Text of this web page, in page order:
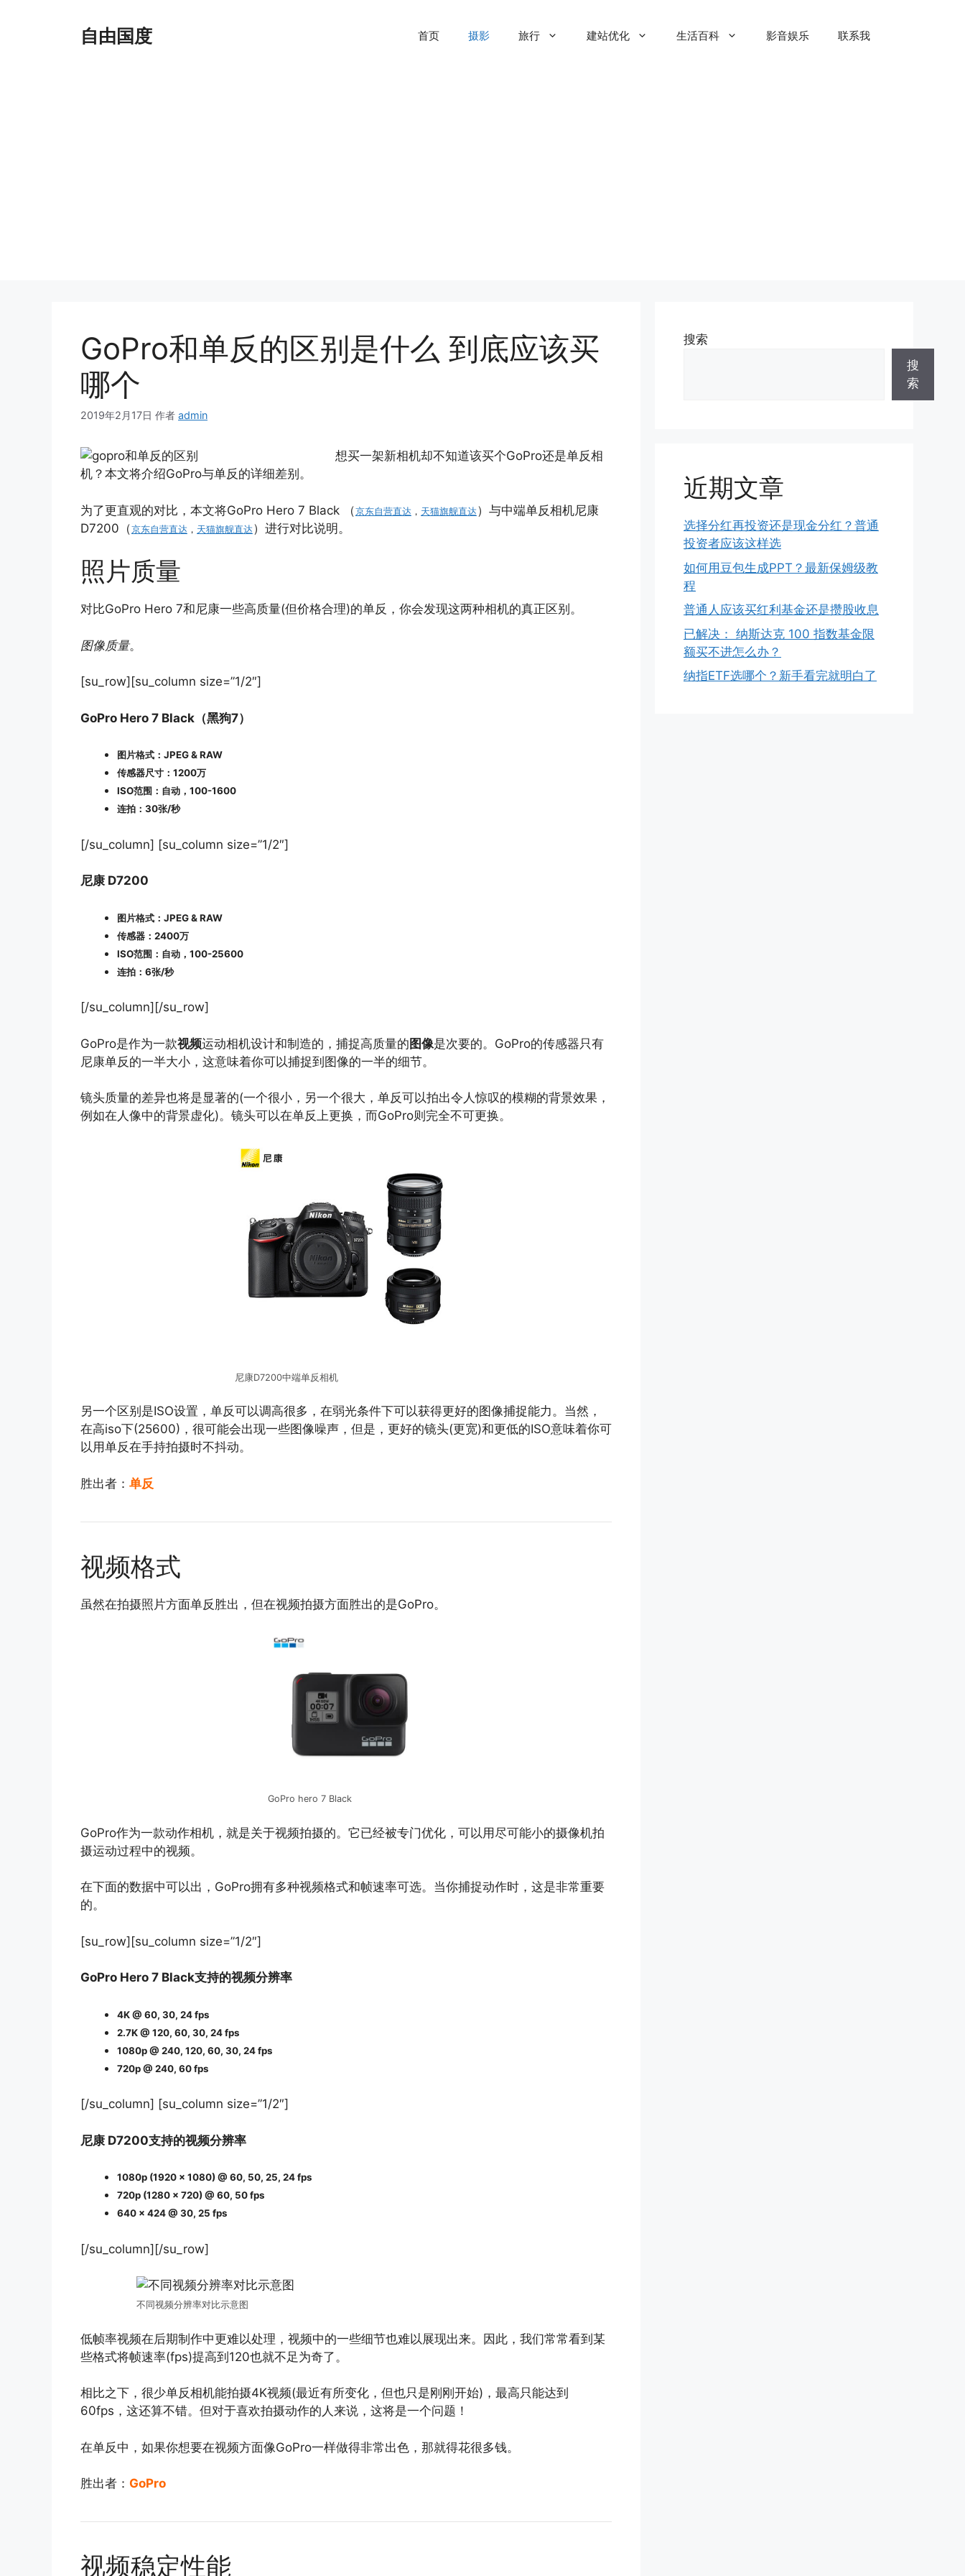
自由国度 首页 摄影 旅行 建站优化 生活百科 影音娱乐 联系我
GoPro和单反的区别是什么 到底应该买
哪个
2019年2月17日 作者 admin
想买一架新相机却不知道该买个GoPro还是单反相
机？本文将介绍GoPro与单反的详细差别。
为了更直观的对比，本文将GoPro Hero 7 Black （京东自营直达 ， 天猫旗舰直达）与中端单反相机尼康
D7200（京东自营直达 ， 天猫旗舰直达）进行对比说明。
照片质量
对比GoPro Hero 7和尼康一些高质量(但价格合理)的单反，你会发现这两种相机的真正区别。
图像质量。
[su_row][su_column size=”1/2″]
GoPro Hero 7 Black（黑狗7）
图片格式：JPEG & RAW
传感器尺寸：1200万
ISO范围：自动，100-1600
连拍：30张/秒
[/su_column] [su_column size=”1/2″]
尼康 D7200
图片格式：JPEG & RAW
传感器：2400万
ISO范围：自动，100-25600
连拍：6张/秒
[/su_column][/su_row]
GoPro是作为一款视频运动相机设计和制造的，捕捉高质量的 图像是次要的。GoPro的传感器只有
尼康单反的一半大小，这意味着你可以捕捉到图像的一半的细节。
镜头质量的差异也将是显著的(一个很小，另一个很大，单反可以拍出令人惊叹的模糊的背景效果，
例如在人像中的背景虚化)。镜头可以在单反上更换，而GoPro则完全不可更换。
尼康D7200中端单反相机
另一个区别是ISO设置，单反可以调高很多，在弱光条件下可以获得更好的图像捕捉能力。当然，
在高iso下(25600)，很可能会出现一些图像噪声，但是，更好的镜头(更宽)和更低的ISO意味着你可
以用单反在手持拍摄时不抖动。
胜出者： 单反
视频格式
虽然在拍摄照片方面单反胜出，但在视频拍摄方面胜出的是GoPro。
GoPro hero 7 Black
GoPro作为一款动作相机，就是关于视频拍摄的。它已经被专门优化，可以用尽可能小的摄像机拍
摄运动过程中的视频。
在下面的数据中可以出，GoPro拥有多种视频格式和帧速率可选。当你捕捉动作时，这是非常重要
的。
[su_row][su_column size=”1/2″]
GoPro Hero 7 Black支持的视频分辨率
4K @ 60, 30, 24 fps
2.7K @ 120, 60, 30, 24 fps
1080p @ 240, 120, 60, 30, 24 fps
720p @ 240, 60 fps
[/su_column] [su_column size=”1/2″]
尼康 D7200支持的视频分辨率
1080p (1920 x 1080) @ 60, 50, 25, 24 fps
720p (1280 x 720) @ 60, 50 fps
640 x 424 @ 30, 25 fps
[/su_column][/su_row]
不同视频分辨率对比示意图
低帧率视频在后期制作中更难以处理，视频中的一些细节也难以展现出来。因此，我们常常看到某
些格式将帧速率(fps)提高到120也就不足为奇了。
相比之下，很少单反相机能拍摄4K视频(最近有所变化，但也只是刚刚开始)，最高只能达到
60fps，这还算不错。但对于喜欢拍摄动作的人来说，这将是一个问题！
在单反中，如果你想要在视频方面像GoPro一样做得非常出色，那就得花很多钱。
胜出者： GoPro
视频稳定性能
搜索
搜
索
近期文章
选择分红再投资还是现金分红？普通
投资者应该这样选
如何用豆包生成PPT？最新保姆级教
程
普通人应该买红利基金还是攒股收息
已解决： 纳斯达克 100 指数基金限
额买不进怎么办？
纳指ETF选哪个？新手看完就明白了